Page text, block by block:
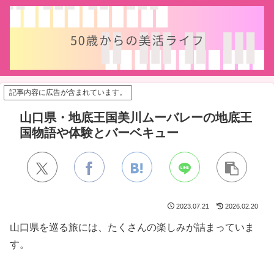
記事内容に広告が含まれています。
山口県・地底王国美川ムーバレーの地底王
国物語や体験とバーベキュー
2023.07.21 2026.02.20
山口県を巡る旅には、たくさんの楽しみが詰まっていま
す。